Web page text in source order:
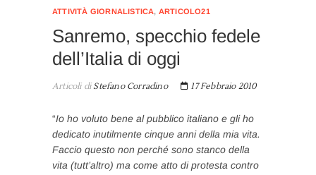
ATTIVITÀ GIORNALISTICA, ARTICOLO21
Sanremo, specchio fedele
dell’Italia di oggi
Articoli diStefano Corradino 17 Febbraio 2010
“Io ho voluto bene al pubblico italiano e gli ho
dedicato inutilmente cinque anni della mia vita.
Faccio questo non perché sono stanco della
vita (tutt’altro) ma come atto di protesta contro